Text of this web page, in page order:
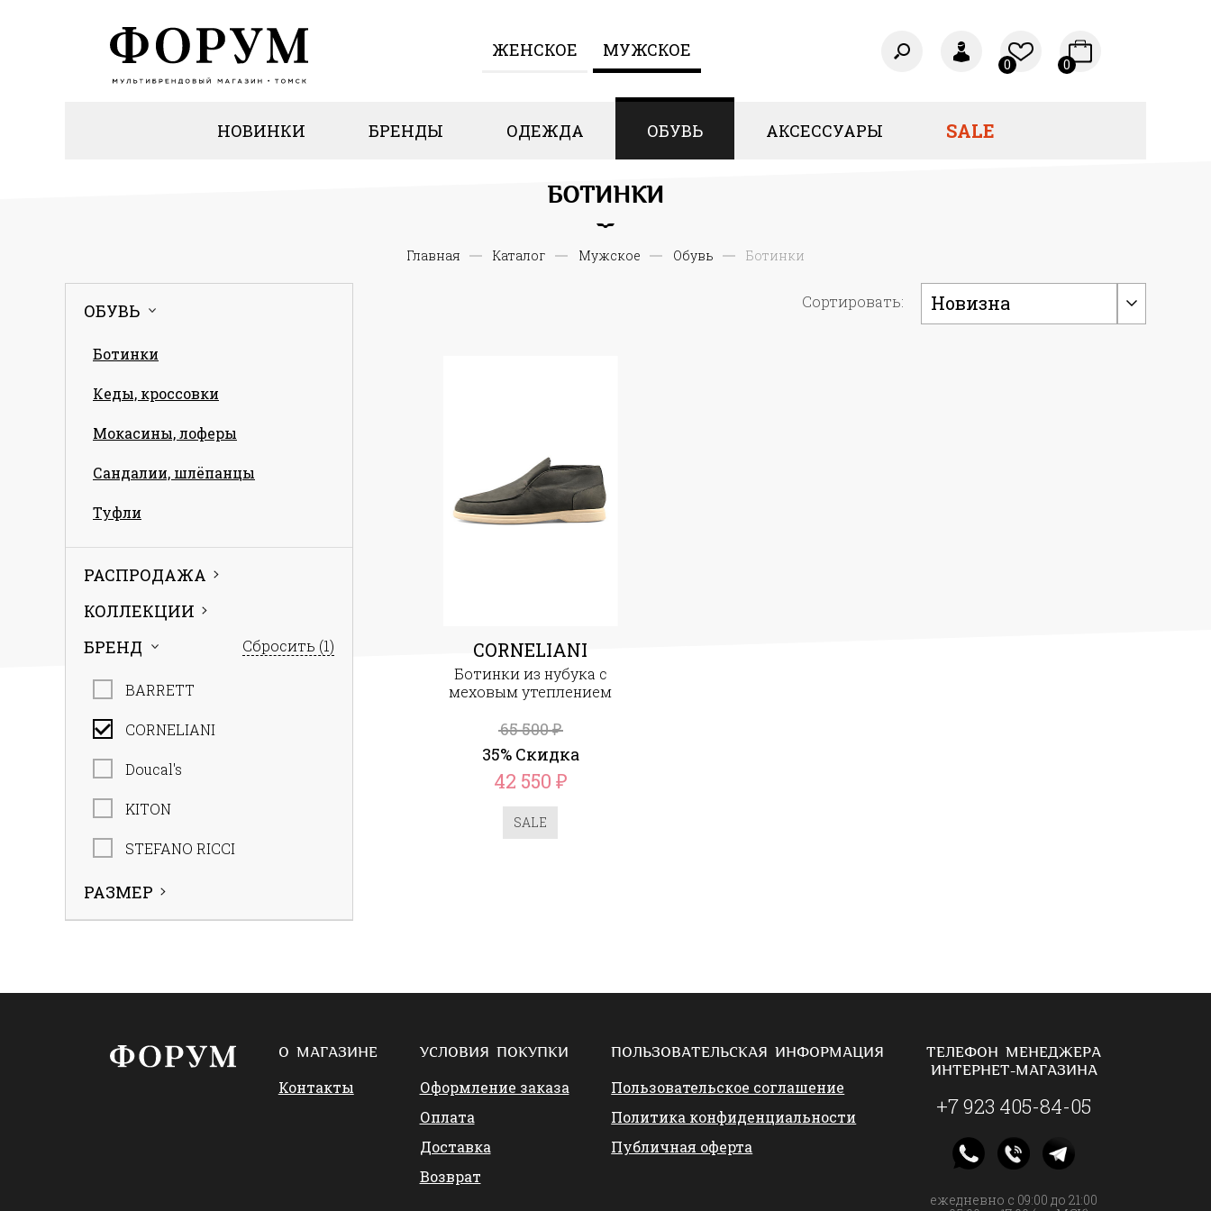
ЖЕНCКОЕ МУЖСКОЕ
0 0
НОВИНКИ БРЕНДЫ ОДЕЖДА ОБУВЬ АКСЕССУАРЫ SALE
БОТИНКИ
Главная Каталог Мужское Обувь Ботинки
ОБУВЬ
Ботинки
Кеды, кроссовки
Мокасины, лоферы
Сандалии, шлёпанцы
Туфли
РАСПРОДАЖА
КОЛЛЕКЦИИ
БРЕНД
Сбросить (1)
BARRETT
CORNELIANI
Doucal's
KITON
STEFANO RICCI
РАЗМЕР
Сортировать: Новизна
CORNELIANI
Ботинки из нубука с
меховым утеплением
65 500₽
35% Скидка
42 550 ₽
SALE
О МАГАЗИНЕ
Контакты
УСЛОВИЯ ПОКУПКИ
Оформление заказа
Оплата
Доставка
Возврат
ПОЛЬЗОВАТЕЛЬСКАЯ ИНФОРМАЦИЯ
Пользовательское соглашение
Политика конфиденциальности
Публичная оферта
ТЕЛЕФОН МЕНЕДЖЕРА
ИНТЕРНЕТ-МАГАЗИНА
+7 923 405-84-05
ежедневно с 09:00 до 21:00